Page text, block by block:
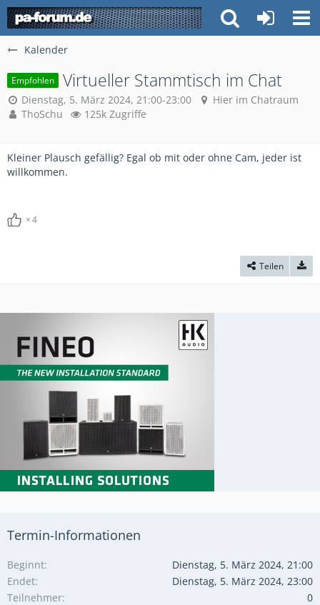
Kalender
Empfohlen Virtueller Stammtisch im Chat
Dienstag, 5. März 2024, 21:00-23:00
Hier im Chatraum
ThoSchu
125k Zugriffe
Kleiner Plausch gefällig? Egal ob mit oder ohne Cam, jeder ist
willkommen.
4
Teilen
Termin-Informationen
Beginnt
Dienstag, 5. März 2024, 21:00
Endet
Dienstag, 5. März 2024, 23:00
Teilnehmer
0